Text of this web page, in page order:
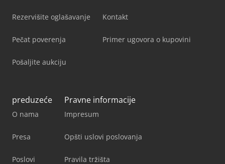
Rezervišite oglašavanje
Pečat poverenja
Pošaljite aukciju
Kontakt
Primer ugovora o kupovini
preduzeće
O nama
Presa
Poslovi
Pravne informacije
Impresum
Opšti uslovi poslovanja
Pravila tržišta